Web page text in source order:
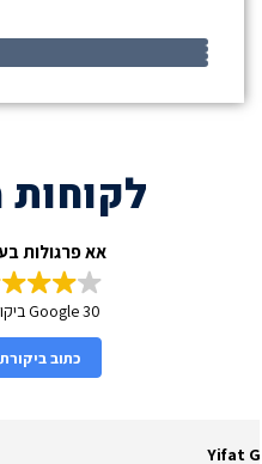
אא פרגולות
30 Google ביקורות
כתוב ביקורת